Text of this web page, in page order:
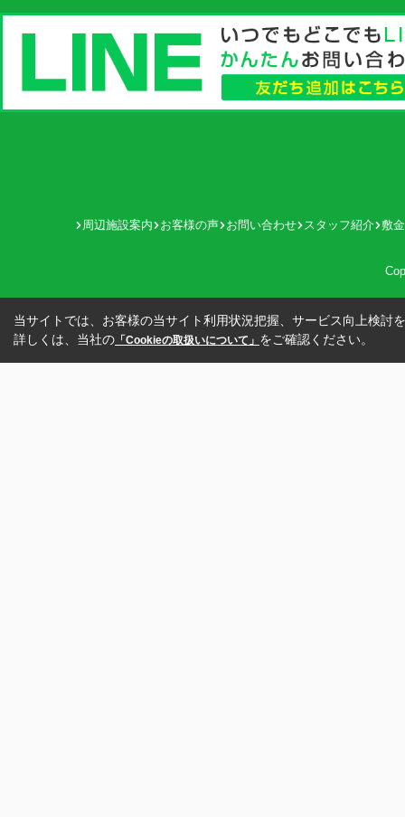
周辺施設案内 お客様の声 お問い合わせ スタッフ紹介 敷
当サイトでは、お客様の当サイト利用状況把握、サービス向上検討
詳しくは、当社の 「Cookieの取扱いについて」 をご確認ください。